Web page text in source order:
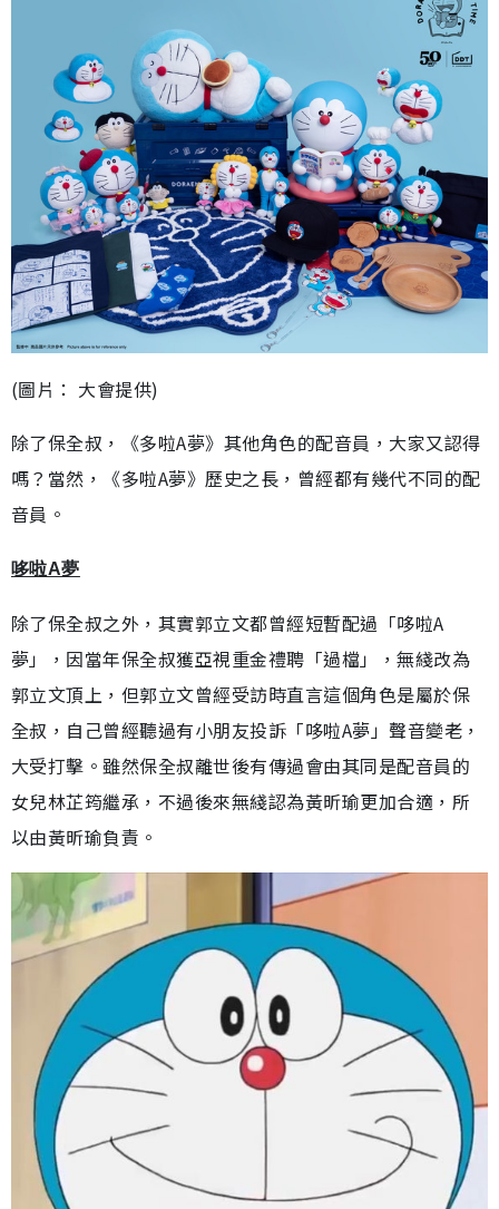
(圖片： 大會提供)
除了保全叔，《多啦A夢》其他角色的配音員，大家又認得
嗎？當然，《多啦A夢》歷史之長，曾經都有幾代不同的配
音員。
哆啦A夢
除了保全叔之外，其實郭立文都曾經短暫配過「哆啦A
夢」，因當年保全叔獲亞視重金禮聘「過檔」，無綫改為
郭立文頂上，但郭立文曾經受訪時直言這個角色是屬於保
全叔，自己曾經聽過有小朋友投訴「哆啦A夢」聲音變老，
大受打擊。雖然保全叔離世後有傳過會由其同是配音員的
女兒林芷筠繼承，不過後來無綫認為黃昕瑜更加合適，所
以由黃昕瑜負責。